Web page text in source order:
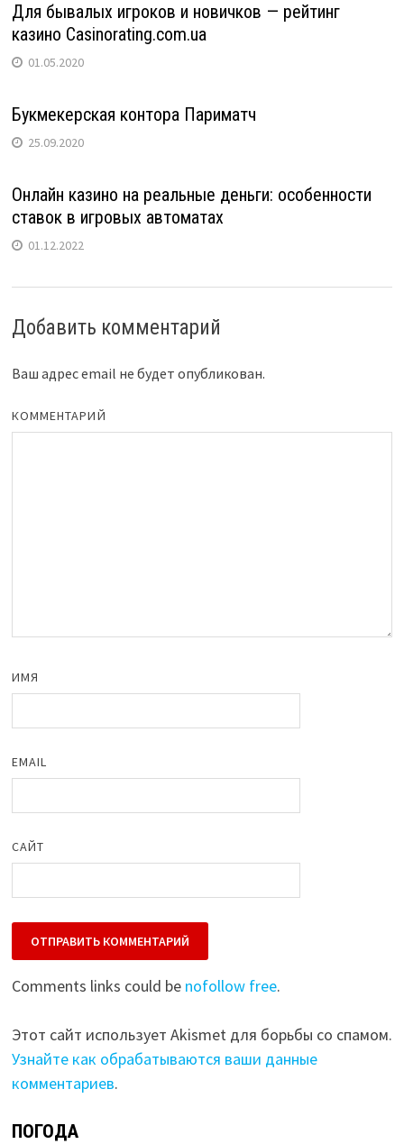
Для бывалых игроков и новичков — рейтинг
казино Сasinorating.com.ua
01.05.2020
Букмекерская контора Париматч
25.09.2020
Онлайн казино на реальные деньги: особенности
ставок в игровых автоматах
01.12.2022
Добавить комментарий
Ваш адрес email не будет опубликован.
КОММЕНТАРИЙ
ИМЯ
EMAIL
САЙТ
Comments links could be nofollow free.
Этот сайт использует Akismet для борьбы со спамом.
Узнайте как обрабатываются ваши данные
комментариев.
ПОГОДА